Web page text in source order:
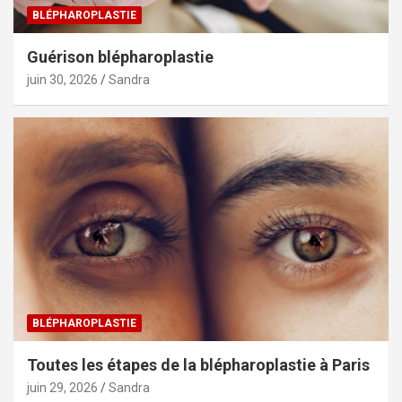
BLÉPHAROPLASTIE
Guérison blépharoplastie
juin 30, 2026 Sandra
BLÉPHAROPLASTIE
Toutes les étapes de la blépharoplastie à Paris
juin 29, 2026 Sandra